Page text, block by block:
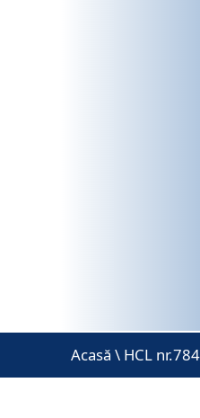
Acasă \ HCL